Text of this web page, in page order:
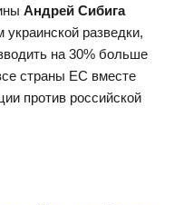
Андрей Сибига
разведки,
на 30% больше
страны ЕС вместе
против российской